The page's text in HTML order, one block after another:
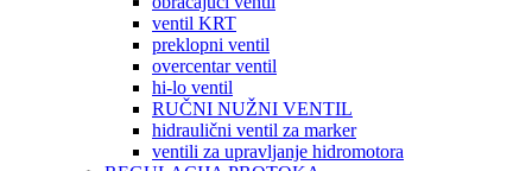
ventil KRT
preklopni ventil
overcentar ventil
hi-lo ventil
RUČNI NUŽNI VENTIL
hidraulični ventil za marker
ventili za upravljanje hidromotora